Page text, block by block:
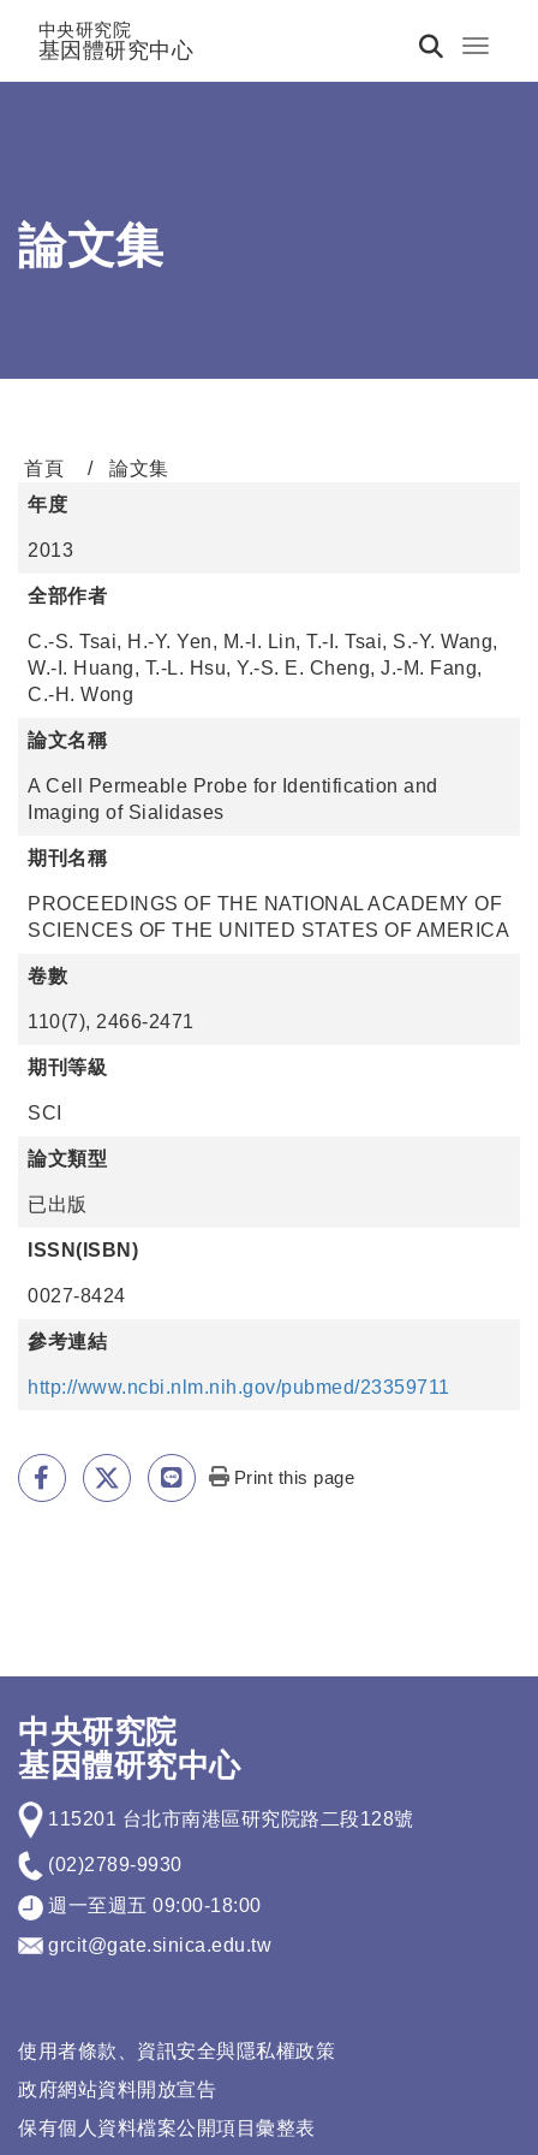
Toggle
中央研究院
基因體研究中心
論文集
首頁
論文集
年度
2013
全部作者
C.-S. Tsai, H.-Y. Yen, M.-I. Lin, T.-I. Tsai, S.-Y. Wang,
W.-I. Huang, T.-L. Hsu, Y.-S. E. Cheng, J.-M. Fang,
C.-H. Wong
論文名稱
A Cell Permeable Probe for Identification and
Imaging of Sialidases
期刊名稱
PROCEEDINGS OF THE NATIONAL ACADEMY OF
SCIENCES OF THE UNITED STATES OF AMERICA
卷數
110(7), 2466-2471
期刊等級
SCI
論文類型
已出版
ISSN(ISBN)
0027-8424
參考連結
http://www.ncbi.nlm.nih.gov/pubmed/23359711
Print this page
中央研究院
基因體研究中心
115201 台北市南港區研究院路二段128號
(02)2789-9930
週一至週五 09:00-18:00
grcit@gate.sinica.edu.tw
使用者條款、資訊安全與隱私權政策
政府網站資料開放宣告
保有個人資料檔案公開項目彙整表